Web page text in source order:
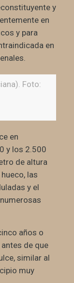
y
en
y para
en
Foto:
en
y los 2.500
de altura
las
y el
años o
de que
similar al
muy